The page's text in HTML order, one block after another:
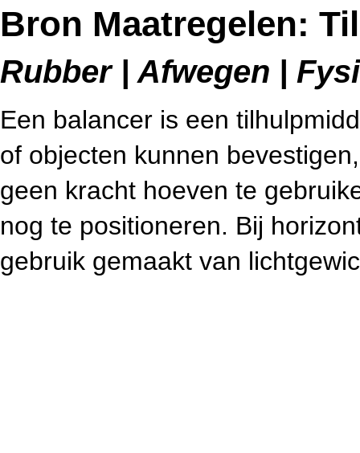
Bron Maatregelen:
Rubber | Afwegen |
Een balancer is een
of objecten kunnen
geen kracht hoeven te
nog te positioneren. Bij
gebruik gemaakt van